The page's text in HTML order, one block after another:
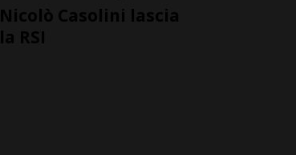
Nicolò Casolini lascia
la RSI